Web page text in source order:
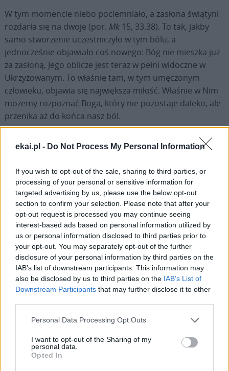
ekai.pl - Do Not Process My Personal Information
If you wish to opt-out of the sale, sharing to third parties, or
processing of your personal or sensitive information for
targeted advertising by us, please use the below opt-out
section to confirm your selection. Please note that after your
opt-out request is processed you may continue seeing
interest-based ads based on personal information utilized by
us or personal information disclosed to third parties prior to
your opt-out. You may separately opt-out of the further
disclosure of your personal information by third parties on the
IAB’s list of downstream participants. This information may
also be disclosed by us to third parties on the IAB’s List of
Downstream Participants that may further disclose it to other
Personal Data Processing Opt Outs
I want to opt-out of the Sharing of my
personal data.
Opted In
W tym momencie niebo pociemniało, a zasłona świątyni
rozdarła się na dwoje (por. Mk15, 33.38). To tak, jakby
samo stworzenie uczestniczyło w tym bólu, a
jednocześnie objawiało coś nowego: Bóg nie mieszka już
za zasłoną, Jego oblicze jest teraz w pełni widoczne w
Ukrzyżowanym. To właśnie tam, w tym umęczonym
człowieku, objawia się największa miłość. Właśnie w Nim
możemy rozpoznać Boga, który nie pozostaje daleko, ale
przenika aż do końca nasz ból.
Rozumie to setnik, poganin. Nie dlatego, że wysłuchał
mowy, lecz dlatego, że widział jak Jezusa umierał w ten
sposób:
„Istotnie, ten człowiek był Synem Bożym! ” (Mk
39). Jest to pierwsze wyznanie wiary po śmierci Jezusa. To
owoc krzyku, który nie rozwiał się na wietrze, ale dotknął
serca. Czasami to, czego nie potrafimy wyrazić słowami,
wyrażamy za pomocą głosu. Kiedy serce jest pełne –
krzyczy. I nie zawsze jest to oznaka słabości, może to być
głęboki akt człowieczeństwa.
Przywykliśmy myśleć o krzyku jako o czymś
niekontrolowanym, czymś, co trzeba tłumić. Ewangelia
nadaje naszemu krzykowi ogromną wartość,
przypominając nam, że może on być wołaniem,
protestem, pragnieniem, poleceniem. Może być nawet
krzyku Jezus zawarł wszystko, co Mu pozostało: całą swoją
miłość, całą swoją nadzieję.